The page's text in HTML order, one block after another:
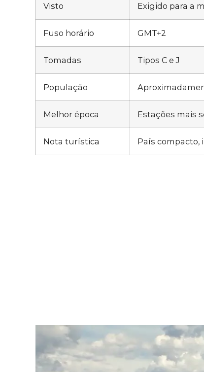
Visto Exigido para a
Fuso horário GMT+2
Tomadas Tipos C e J
População
Melhor época Estações mais
Nota turística País